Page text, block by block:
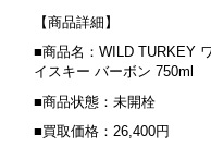
【商品詳細】
■商品名：WILD TURKEY
イスキー バーボン 750ml
■商品状態：未開栓
■買取価格：26,400円